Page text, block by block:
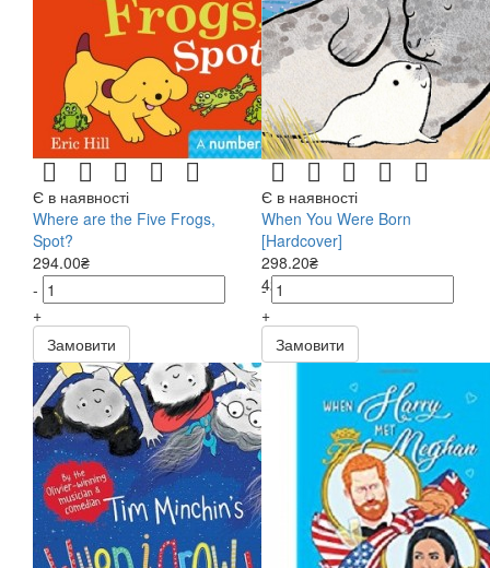
Є в наявності
Where are the Five Frogs,
Spot?
294.00₴
-
+
Замовити
Є в наявності
When You Were Born
[Hardcover]
298.20₴
426.00₴
-
+
Замовити